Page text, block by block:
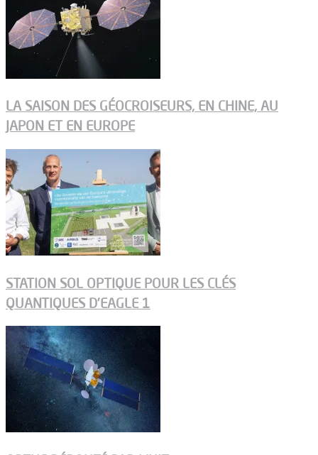
LA SAISON DES GÉOCROISEURS, EN CHINE, AU
JAPON ET EN EUROPE
STATION SOL OPTIQUE POUR LES CLÉS
QUANTIQUES D’EAGLE 1